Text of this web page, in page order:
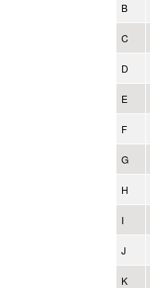
B
C
D
E
F
G
H
I
J
K